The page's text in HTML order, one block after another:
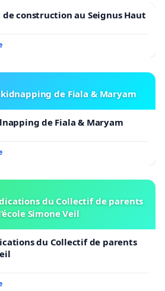
construction au Seignus Haut
de Fiala & Maryam
de Fiala & Maryam
du Collectif de parents
Simone Veil
du Collectif de parents